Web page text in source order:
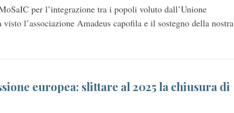
per l’integrazione tra i popoli voluto dall’Unione
l’associazione Amadeus capofila e il sostegno della nostra
europea: slittare al 2025 la chiusura di